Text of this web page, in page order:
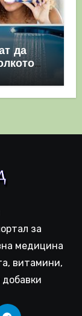
да
за
медицина
витамини,